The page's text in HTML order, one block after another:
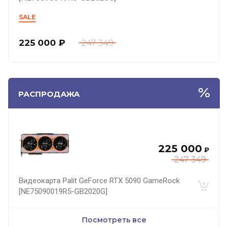
SALE
247 349
225 000 ₽
РАСПРОДАЖА
247 349
225 000 ₽
Видеокарта Palit GeForce RTX 5090 GameRock
[NE75090019R5-GB2020G]
Посмотреть все